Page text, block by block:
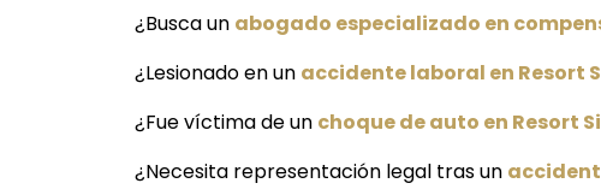
¿Busca un abogado especializado en
¿Lesionado en un accidente laboral en Resort
¿Fue víctima de un choque de auto en Resort
¿Necesita representación legal tras un